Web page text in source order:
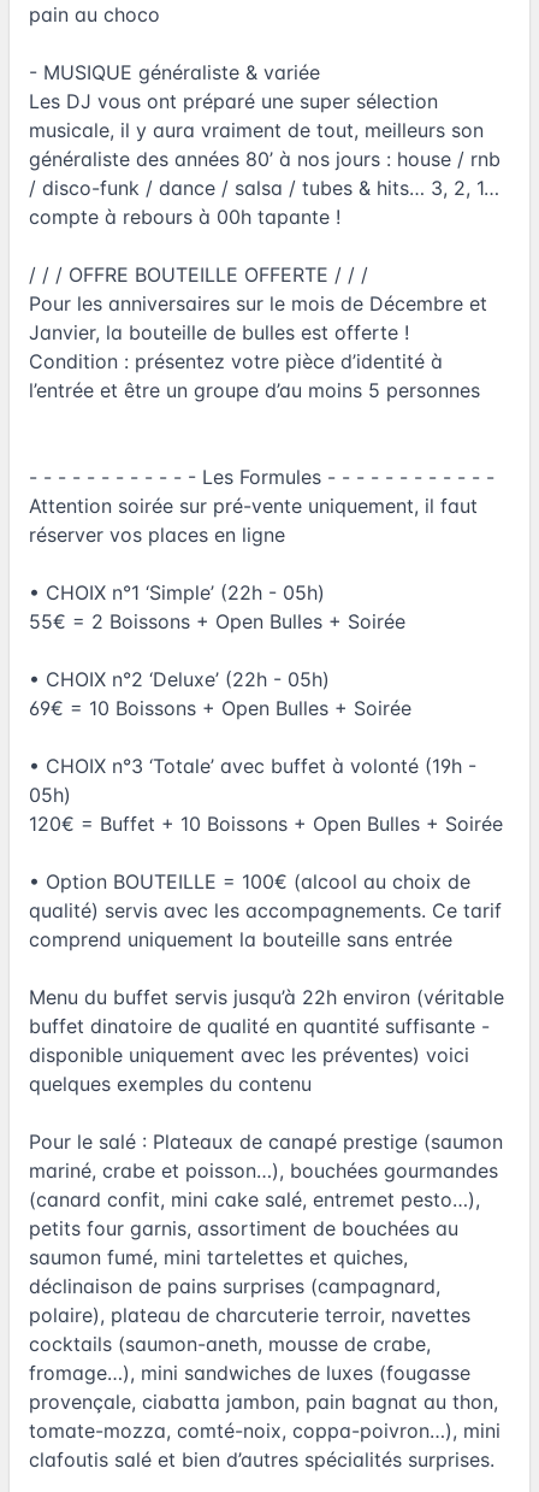
pain au choco
- MUSIQUE généraliste & variée
Les DJ vous ont préparé une super sélection
musicale, il y aura vraiment de tout, meilleurs son
généraliste des années 80’ à nos jours : house / rnb
/ disco-funk / dance / salsa / tubes & hits… 3, 2, 1…
compte à rebours à 00h tapante !
/ / / OFFRE BOUTEILLE OFFERTE / / /
Pour les anniversaires sur le mois de Décembre et
Janvier, la bouteille de bulles est offerte !
Condition : présentez votre pièce d’identité à
l’entrée et être un groupe d’au moins 5 personnes
- - - - - - - - - - - - Les Formules - - - - - - - - - - - -
Attention soirée sur pré-vente uniquement, il faut
réserver vos places en ligne
• CHOIX n°1 ‘Simple’ (22h - 05h)
55€ = 2 Boissons + Open Bulles + Soirée
• CHOIX n°2 ‘Deluxe’ (22h - 05h)
69€ = 10 Boissons + Open Bulles + Soirée
• CHOIX n°3 ‘Totale’ avec buffet à volonté (19h -
05h)
120€ = Buffet + 10 Boissons + Open Bulles + Soirée
• Option BOUTEILLE = 100€ (alcool au choix de
qualité) servis avec les accompagnements. Ce tarif
comprend uniquement la bouteille sans entrée
Menu du buffet servis jusqu’à 22h environ (véritable
buffet dinatoire de qualité en quantité suffisante -
disponible uniquement avec les préventes) voici
quelques exemples du contenu
Pour le salé : Plateaux de canapé prestige (saumon
mariné, crabe et poisson…), bouchées gourmandes
(canard confit, mini cake salé, entremet pesto…),
petits four garnis, assortiment de bouchées au
saumon fumé, mini tartelettes et quiches,
déclinaison de pains surprises (campagnard,
polaire), plateau de charcuterie terroir, navettes
cocktails (saumon-aneth, mousse de crabe,
fromage…), mini sandwiches de luxes (fougasse
provençale, ciabatta jambon, pain bagnat au thon,
tomate-mozza, comté-noix, coppa-poivron…), mini
clafoutis salé et bien d’autres spécialités surprises.